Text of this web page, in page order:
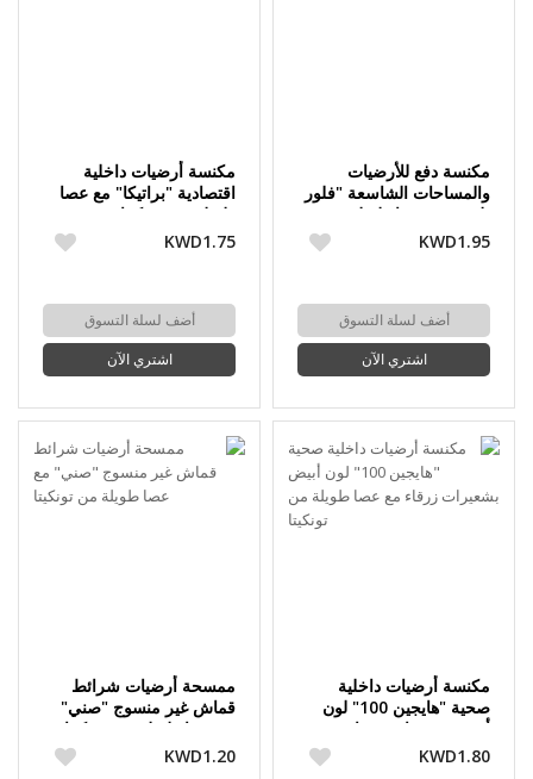
مكنسة دفع للأرضيات
والمساحات الشاسعة "فلور
بلس" مع عصا طويلة من
تونكيتا
KWD1.95
أضف لسلة التسوق
اشتري الآن
مكنسة أرضيات داخلية
اقتصادية "براتيكا" مع عصا
طويلة من تونكيتا
KWD1.75
أضف لسلة التسوق
اشتري الآن
مكنسة أرضيات داخلية
صحية "هايجين 100" لون
أبيض بشعيرات زرقاء مع
عصا طويلة من تونكيتا
KWD1.80
ممسحة أرضيات شرائط
قماش غير منسوج "صني"
مع عصا طويلة من تونكيتا
KWD1.20